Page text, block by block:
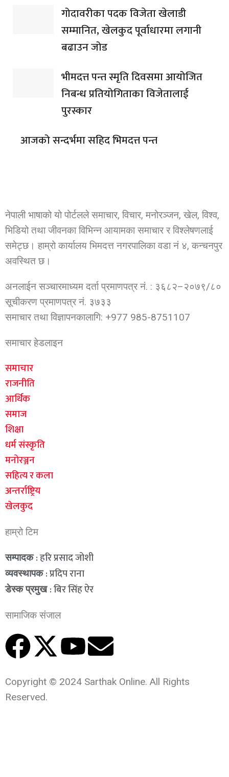
गोदावरीका पदक विजेता खेलाडी
सम्मानित, खेलकुद पूर्वाधारमा लगानी
बढाउन जोड
भीमदत्त पन्त स्मृति दिवसमा आयोजित
निबन्ध प्रतियोगिताका विजेतालाई
पुरस्कार
आजको सन्दर्भमा सहिद भिमदत्त पन्त
नेपाली भाषाको यो पोर्टलले समाचार, विचार, मनोरञ्जन, खेल, विश्व,
भिडियो तथा जीवनका विभिन्न आयामका समाचार र विश्लेषणलाई
समेट्छ। हाम्रो कार्यालय भिमदत्त नगरपालिका वडा नं ४, कन्चनपुर
अवस्थित छ।
अनलाईन सञ्चारमाध्यम दर्ता प्रमाणपत्र नं. : ३६८२–२०७९/८०
सूचीकरण प्रमाणपत्र नं. ३७३३
समाचार तथा विज्ञापनकालागि: +977 985-8751107
समाचार हेडलाइन
समाचार
राजनीति
आर्थिक
समाज
शिक्षा
धर्म संस्कृति
मनोरञ्जन
सहित्य र कला
अन्तर्राष्ट्रिय
खेलकुद
हाम्रो टिम
सम्पादक: हरि प्रसाद जोशी
व्यवस्थापक: प्रदिप राना
डेस्क प्रमुख : बिर सिंह ऐर
सामाजिक संजाल
Copyright © 2024 Sarthak Online. All Rights
Reserved.